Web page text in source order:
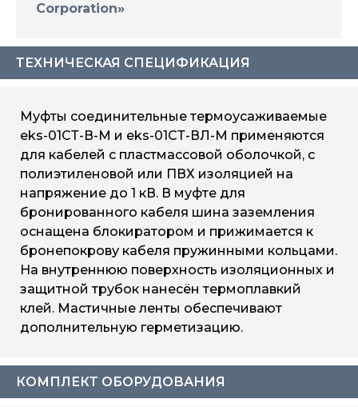
Corporation»
ТЕХНИЧЕСКАЯ СПЕЦИФИКАЦИЯ
Муфты соединительные термоусаживаемые
eks-01СТ-В-М и eks-01СТ-ВЛ-М применяются
для кабелей с пластмассовой оболочкой, с
полиэтиленовой или ПВХ изоляцией на
напряжение до 1 кВ. В муфте для
бронированного кабеля шина заземления
оснащена блокиратором и прижимается к
бронепокрову кабеля пружинными кольцами.
На внутреннюю поверхность изоляционных и
защитной трубок нанесён термоплавкий
клей. Мастичные ленты обеспечивают
дополнительную герметизацию.
КОМПЛЕКТ ОБОРУДОВАНИЯ